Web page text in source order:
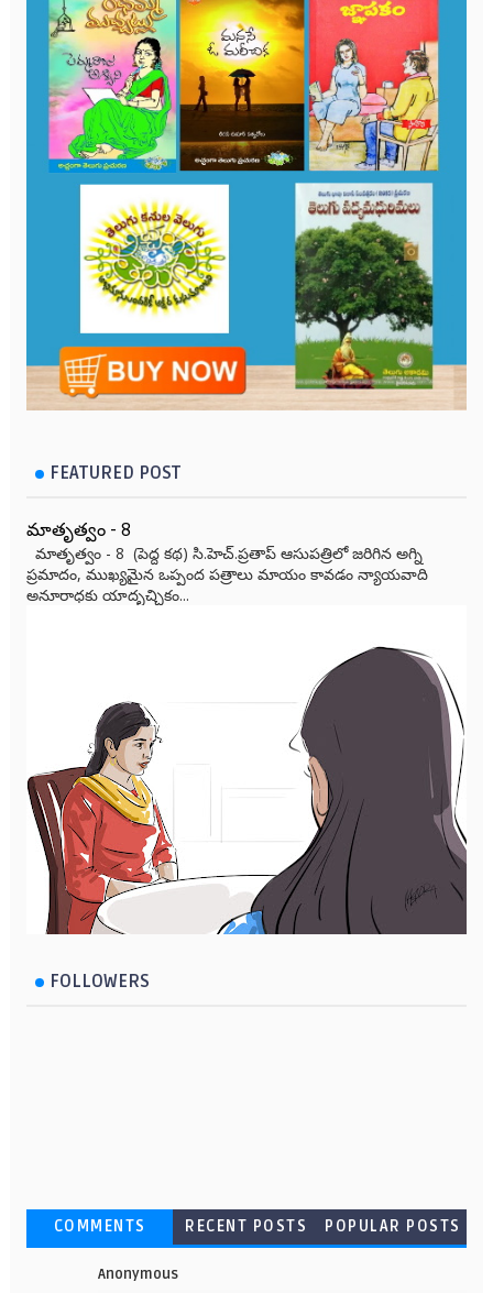
FEATURED POST
మాతృత్వం - 8
మాతృత్వం - 8 (పెద్ద కథ) సి.హెచ్.ప్రతాప్ ఆసుపత్రిలో జరిగిన అగ్ని
ప్రమాదం, ముఖ్యమైన ఒప్పంద పత్రాలు మాయం కావడం న్యాయవాది
అనూరాధకు యాదృచ్ఛికం...
FOLLOWERS
COMMENTS RECENT POSTS POPULAR POSTS
Anonymous